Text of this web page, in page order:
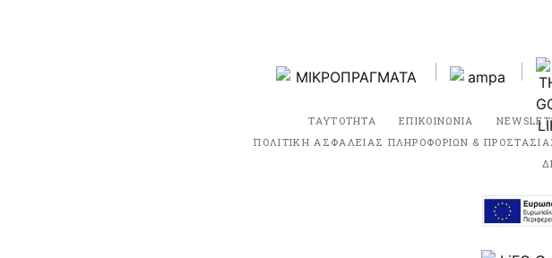
ΤΑΥΤΟΤΗΤΑ ΕΠΙΚΟΙΝΩΝΙΑ
ΠΟΛΙΤΙΚΗ ΑΣΦΑΛΕΙΑΣ ΠΛΗΡΟΦΟΡΙΩΝ &